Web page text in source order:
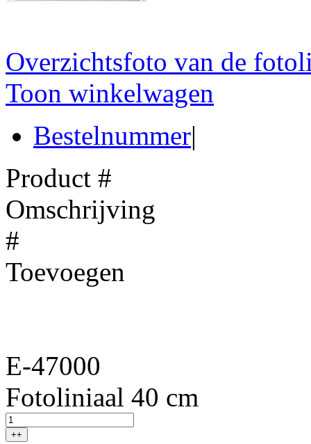
Overzichtsfoto van de
Toon winkelwagen
Bestelnummer|
Product #
Omschrijving
#
Toevoegen
E-47000
Fotoliniaal 40 cm
++